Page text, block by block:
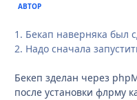
АВТОР
1. Бекап наверняка был
2. Надо сначала
Бекеп зделан через
после установки флрму